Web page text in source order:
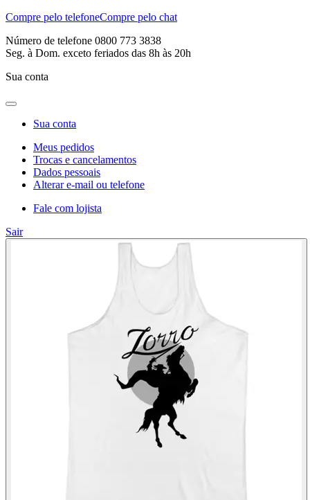
Compre pelo telefoneCompre pelo chat
Número de telefone 0800 773 3838
Seg. à Dom. exceto feriados das 8h às 20h
Sua conta
Sua conta
Meus pedidos
Trocas e cancelamentos
Dados pessoais
Alterar e-mail ou telefone
Fale com lojista
Sair